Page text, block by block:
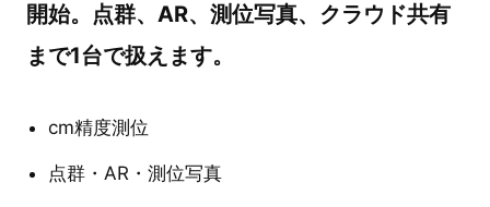
開始。点群、AR、測位写真、クラウド共有
まで1台で扱えます。
cm精度測位
点群・AR・測位写真